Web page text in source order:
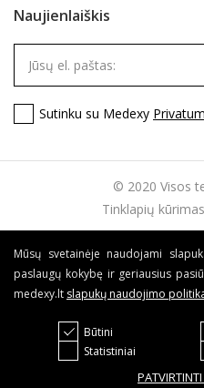
Naujienlaiškis
Sutinku su Medexy
© 2020 Visos
Tinklapių
Mūsų svetainėje naudojami
paslaugų kokybę ir geriausius
medexy.lt slapukų naudojimo
Būtini
Statistiniai